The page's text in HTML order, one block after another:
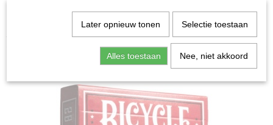
Spellen & Puzzels> Bicycle Mickey Classic -
Later opnieuw tonen Selectie toestaan
Alles toestaan Nee, niet akkoord